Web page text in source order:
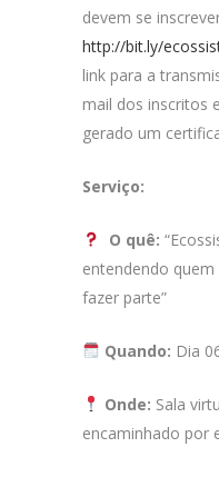
devem se
http://bit.ly/
link para a
mail dos inscritos
gerado um
Serviço:
O quê:
entendendo
fazer parte”
Quando: Dia
Onde: Sala
encaminhado por